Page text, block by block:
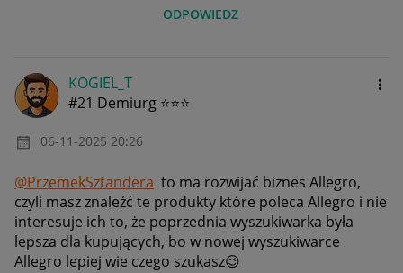
ODPOWIEDZ
KOGIEL_T
#21 Demiurg ⭐⭐⭐
‎06-11-2025 20:26
@PrzemekSztandera to ma rozwijać biznes Allegro,
czyli masz znaleźć te produkty które poleca Allegro i nie
interesuje ich to, że poprzednia wyszukiwarka była
lepsza dla kupujących, bo w nowej wyszukiwarce
Allegro lepiej wie czego szukasz😉